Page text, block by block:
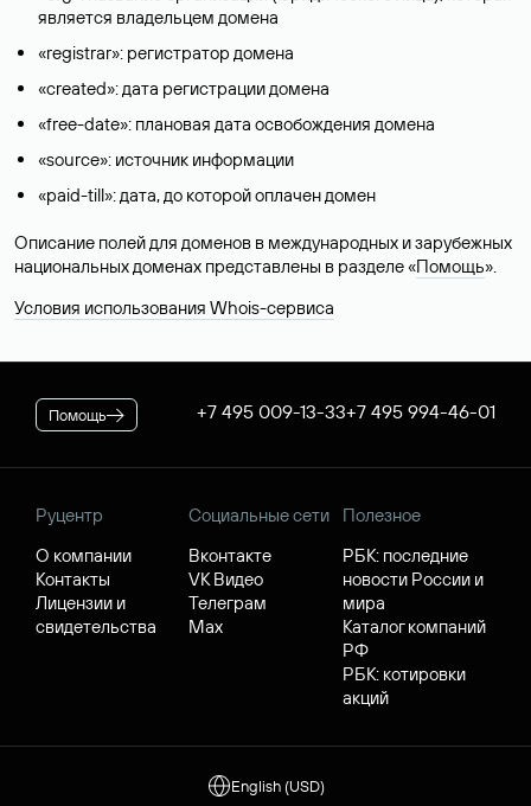
является владельцем домена
«registrar»: регистратор домена
«created»: дата регистрации домена
«free-date»: плановая дата освобождения домена
«source»: источник информации
«paid-till»: дата, до которой оплачен домен
Описание полей для доменов в международных и зарубежных
национальных доменах представлены в разделе «Помощь».
Условия использования Whois-сервиса
Помощь +7 495 009-13-33+7 495 994-46-01
Руцентр
О компании
Контакты
Лицензии и
свидетельства
Социальные сети
Вконтакте
VK Видео
Телеграм
Max
Полезное
РБК: последние
новости России и
мира
Каталог компаний
РФ
РБК: котировки
акций
English (USD)